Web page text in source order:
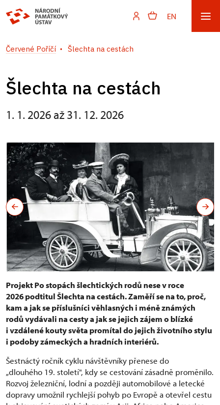
EN
Červené Poříčí Šlechta na cestách
Šlechta na cestách
1. 1. 2026 až 31. 12. 2026
Projekt Po stopách šlechtických rodů nese v roce
2026 podtitul Šlechta na cestách. Zaměří se na to, proč,
kam a jak se příslušníci věhlasných i méně známých
rodů vydávali na cesty a jak se jejich zájem o blízké
i vzdálené kouty světa promítal do jejich životního stylu
i podoby zámeckých a hradních interiérů.
Šestnáctý ročník cyklu návštěvníky přenese do
„dlouhého 19. století", kdy se cestování zásadně proměnilo.
Rozvoj železniční, lodní a později automobilové a letecké
dopravy umožnil rychlejší pohyb po Evropě a otevřel cestu